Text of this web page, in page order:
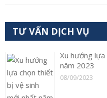
TƯ VẤN DỊCH VỤ
Xu hướng
năm 2023
08/09/2023